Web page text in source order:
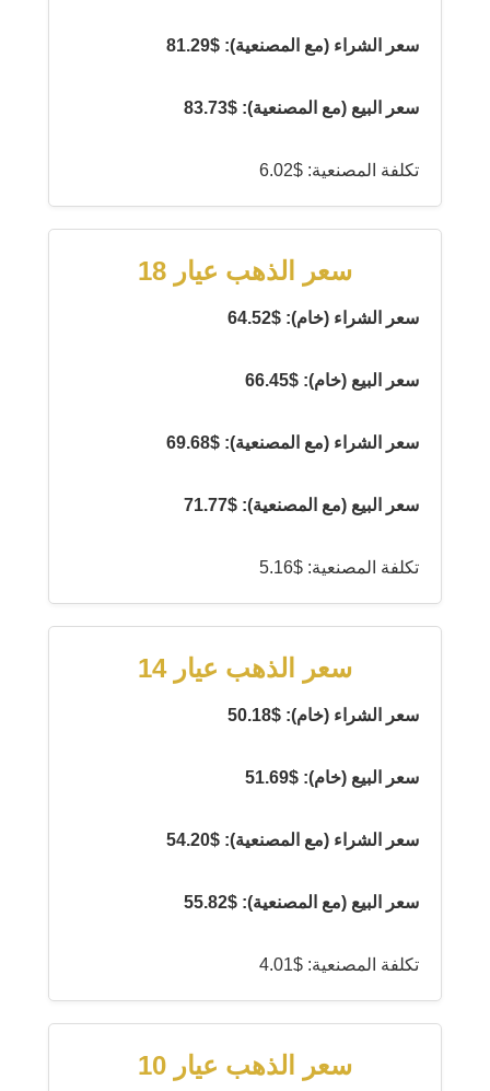
سعر الشراء (مع المصنعية): $81.29
سعر البيع (مع المصنعية): $83.73
تكلفة المصنعية: $6.02
سعر الذهب عيار 18
سعر الشراء (خام): $64.52
سعر البيع (خام): $66.45
سعر الشراء (مع المصنعية): $69.68
سعر البيع (مع المصنعية): $71.77
تكلفة المصنعية: $5.16
سعر الذهب عيار 14
سعر الشراء (خام): $50.18
سعر البيع (خام): $51.69
سعر الشراء (مع المصنعية): $54.20
سعر البيع (مع المصنعية): $55.82
تكلفة المصنعية: $4.01
سعر الذهب عيار 10